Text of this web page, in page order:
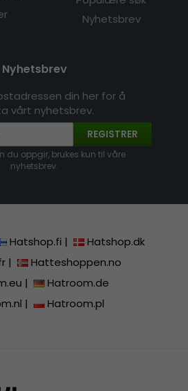
Nyhetsbrev
Nyhetsbrev
din her for å
vårt nyhetsbrev.
REGISTRER
du oppgir, brukes kun til våre
nyhetsbrev.
Hatshop.fi |
Hatshop.dk
|
Hatteshoppen.no
|
Hatroom.de
| Hatroom.pl